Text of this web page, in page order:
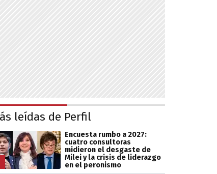
leídas de Perfil
Encuesta rumbo a 2027:
cuatro consultoras
midieron el desgaste de
Milei y la crisis de liderazgo
en el peronismo